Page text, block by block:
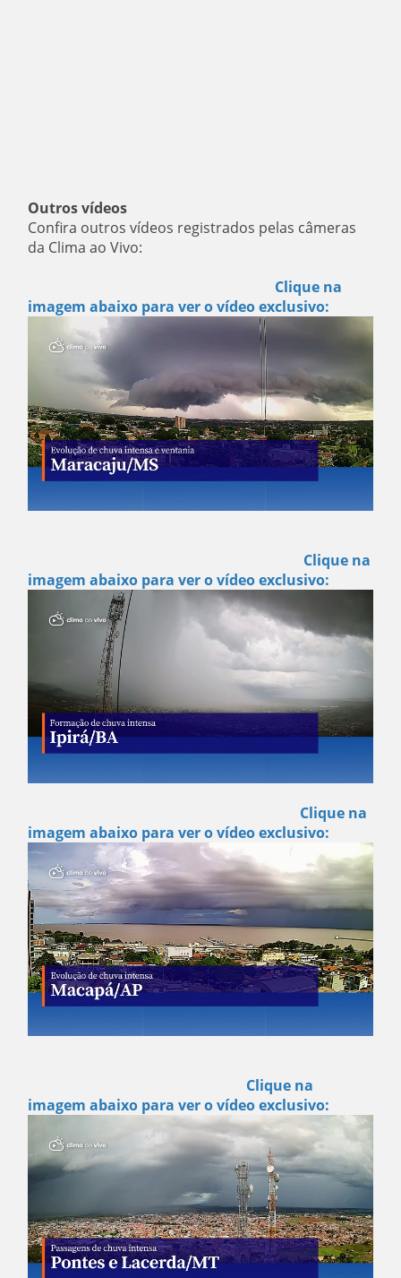
Outros vídeos
Confira outros vídeos registrados pelas câmeras
da Clima ao Vivo:
Clique na
imagem abaixo para ver o vídeo exclusivo:
Clique na
imagem abaixo para ver o vídeo exclusivo:
Clique na
imagem abaixo para ver o vídeo exclusivo:
Clique na
imagem abaixo para ver o vídeo exclusivo: